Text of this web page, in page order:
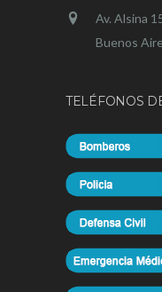
Av. Alsina
Buenos
TELÉFONOS